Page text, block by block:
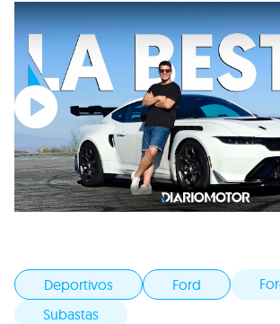
Deportivos Ford
Subastas